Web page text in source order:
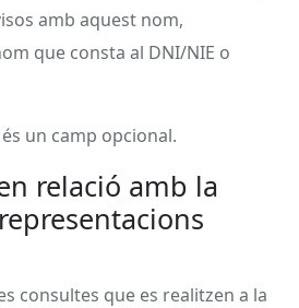
amb aquest nom,
que consta al DNI/NIE o
un camp opcional.
relació amb la
consultes que es realitzen a la